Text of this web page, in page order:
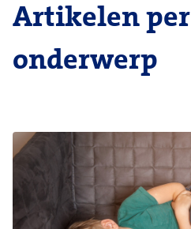
Artikelen per
onderwerp